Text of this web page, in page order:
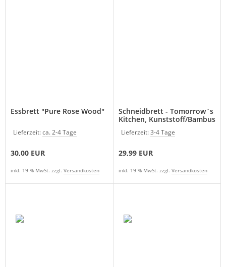
Essbrett "Pure Rose Wood"
Lieferzeit:ca. 2-4 Tage
30,00 EUR
inkl. 19 % MwSt. zzgl. Versandkosten
Schneidbrett - Tomorrow`s
Kitchen, Kunststoff/Bambus
Lieferzeit:3-4 Tage
29,99 EUR
inkl. 19 % MwSt. zzgl. Versandkosten